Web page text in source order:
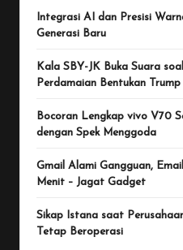
Integrasi AI dan Presisi
Generasi Baru
Kala SBY-JK Buka Suara
Perdamaian Bentukan Trump
Bocoran Lengkap vivo V70
dengan Spek Menggoda
Gmail Alami Gangguan,
Menit – Jagat Gadget
Sikap Istana saat
Tetap Beroperasi